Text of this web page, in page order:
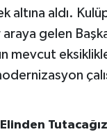
altına aldı.
gelen
mevcut